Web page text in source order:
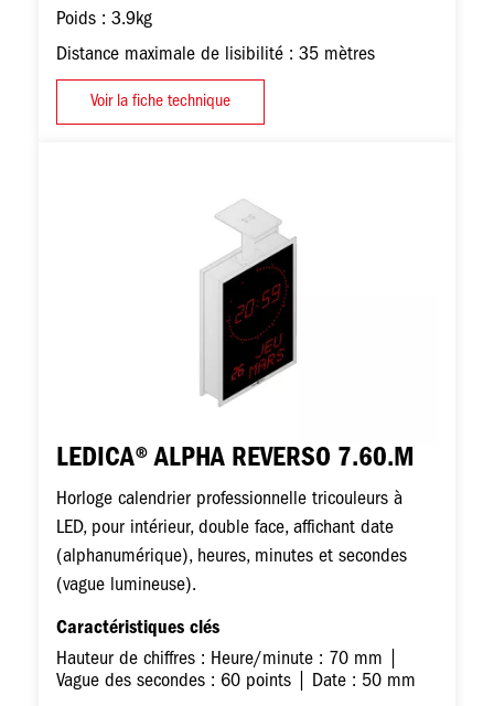
Poids : 3.9kg
Distance maximale de lisibilité : 35 mètres
Voir la fiche technique
LEDICA® ALPHA REVERSO 7.60.M
Horloge calendrier professionnelle tricouleurs à
LED, pour intérieur, double face, affichant date
(alphanumérique), heures, minutes et secondes
(vague lumineuse).
Caractéristiques clés
Hauteur de chiffres : Heure/minute : 70 mm |
Vague des secondes : 60 points | Date : 50 mm